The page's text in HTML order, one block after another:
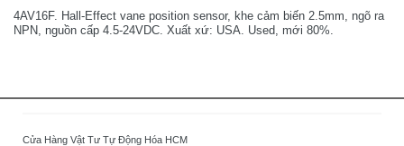
4AV16F. Hall-Effect vane position sensor, khe cảm biến 2.5mm, ngõ ra
NPN, nguồn cấp 4.5-24VDC. Xuất xứ: USA. Used, mới 80%.
Cửa Hàng Vật Tư Tự Động Hóa HCM